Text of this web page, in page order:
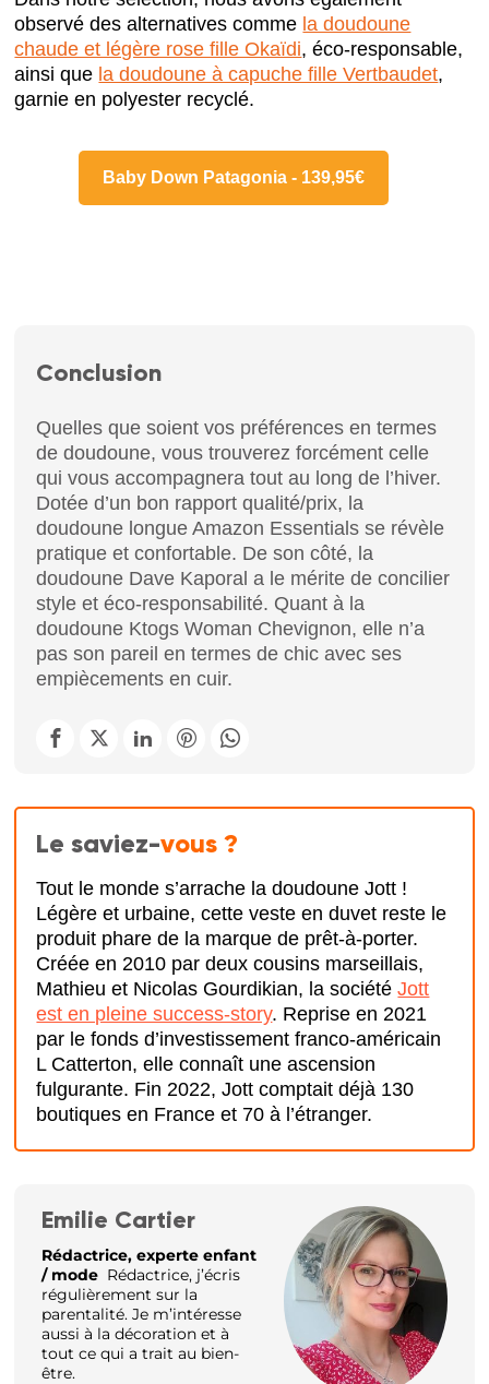
observé des alternatives comme la doudoune
chaude et légère rose fille Okaïdi, éco-responsable,
ainsi que la doudoune à capuche fille Vertbaudet,
garnie en polyester recyclé.
Baby Down Patagonia - 139,95€
Conclusion
Quelles que soient vos préférences en termes
de doudoune, vous trouverez forcément celle
qui vous accompagnera tout au long de l’hiver.
Dotée d’un bon rapport qualité/prix, la
doudoune longue Amazon Essentials se révèle
pratique et confortable. De son côté, la
doudoune Dave Kaporal a le mérite de concilier
style et éco-responsabilité. Quant à la
doudoune Ktogs Woman Chevignon, elle n’a
pas son pareil en termes de chic avec ses
empiècements en cuir.
Le saviez-vous ?
Tout le monde s’arrache la doudoune Jott !
Légère et urbaine, cette veste en duvet reste le
produit phare de la marque de prêt-à-porter.
Créée en 2010 par deux cousins marseillais,
Mathieu et Nicolas Gourdikian, la sociétéJott
est en pleine success-story. Reprise en 2021
par le fonds d’investissement franco-américain
L Catterton, elle connaît une ascension
fulgurante. Fin 2022, Jott comptait déjà 130
boutiques en France et 70 à l’étranger.
Emilie Cartier
Rédactrice, experte enfant
/ mode Rédactrice, j’écris
régulièrement sur la
parentalité. Je m’intéresse
aussi à la décoration et à
tout ce qui a trait au bien-
être.